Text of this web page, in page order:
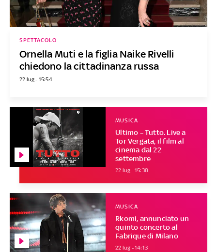
Ornella Muti e la figlia Naike Rivelli
chiedono la cittadinanza russa
SPETTACOLO
22 lug - 15:54
Ultimo – Tutto. Live a
Tor Vergata, il film al
cinema dal 22
settembre
MUSICA
22 lug - 15:38
Rkomi, annunciato un
quinto concerto al
Fabrique di Milano
MUSICA
22 lug - 14:13